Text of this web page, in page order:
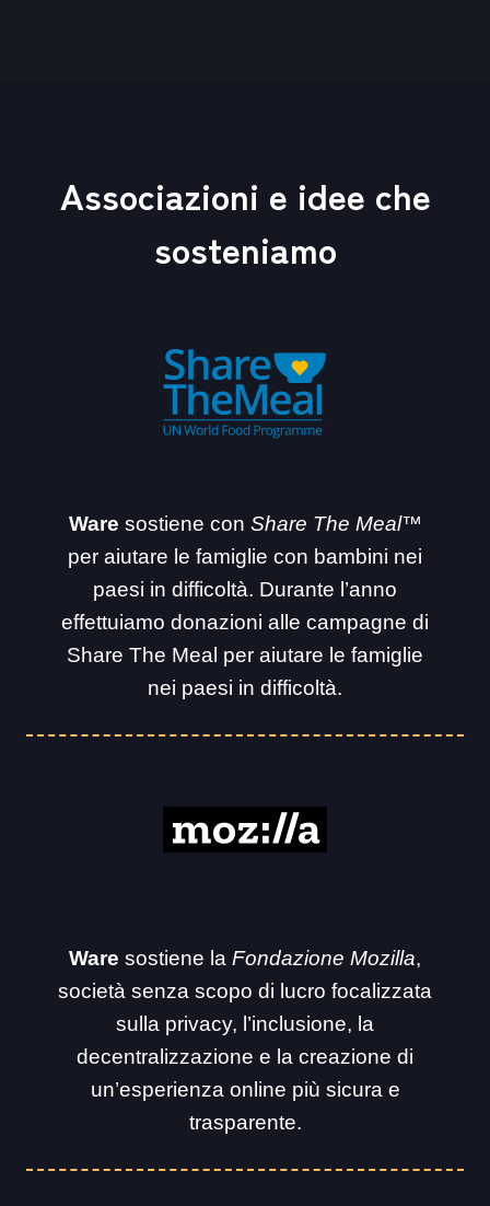
Associazioni e idee che
sosteniamo
Ware sostiene con Share The Meal™
per aiutare le famiglie con bambini nei
paesi in difficoltà. Durante l’anno
effettuiamo donazioni alle campagne di
Share The Meal per aiutare le famiglie
nei paesi in difficoltà.
Ware sostiene la Fondazione Mozilla,
società senza scopo di lucro focalizzata
sulla privacy, l’inclusione, la
decentralizzazione e la creazione di
un’esperienza online più sicura e
trasparente.